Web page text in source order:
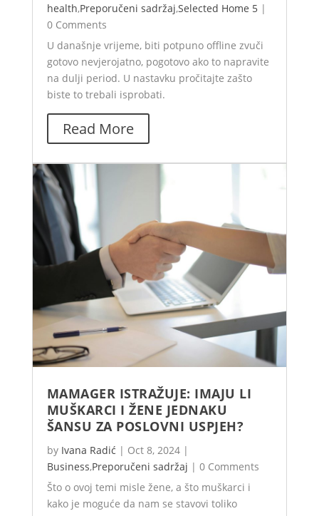
health,Preporučeni sadržaj,Selected Home 5 |
0 Comments
U današnje vrijeme, biti potpuno offline zvuči
gotovo nevjerojatno, pogotovo ako to napravite
na dulji period. U nastavku pročitajte zašto
biste to trebali isprobati.
Read More
MAMAGER ISTRAŽUJE: IMAJU LI
MUŠKARCI I ŽENE JEDNAKU
ŠANSU ZA POSLOVNI USPJEH?
by Ivana Radić | Oct 8, 2024 |
Business,Preporučeni sadržaj | 0 Comments
Što o ovoj temi misle žene, a što muškarci i
kako je moguće da nam se stavovi toliko